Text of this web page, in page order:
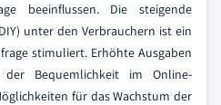
beeinflussen. Die steigende
unter den Verbrauchern ist ein
stimuliert. Erhöhte Ausgaben
Bequemlichkeit im Online-
für das Wachstum der